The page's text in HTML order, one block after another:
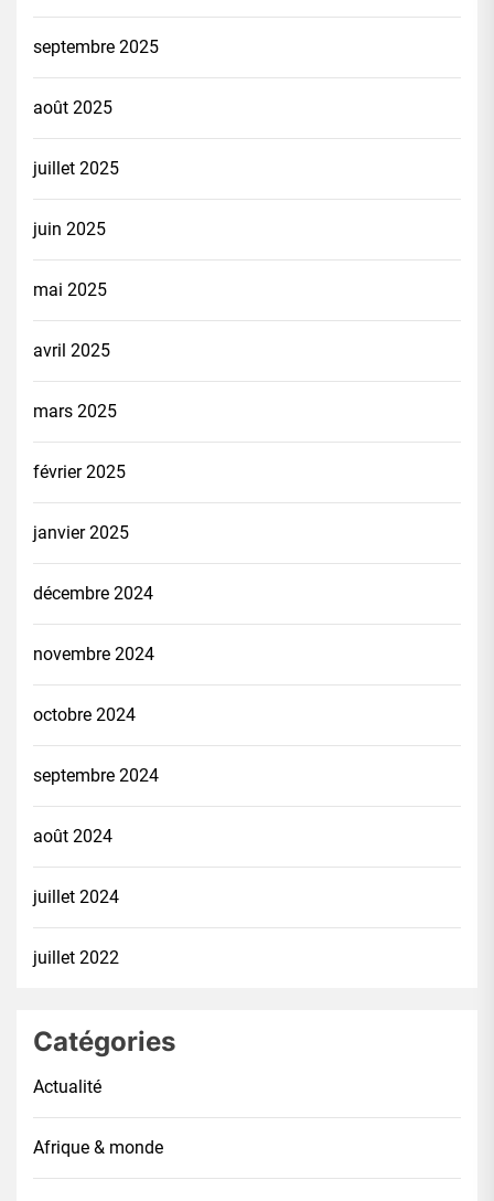
septembre 2025
août 2025
juillet 2025
juin 2025
mai 2025
avril 2025
mars 2025
février 2025
janvier 2025
décembre 2024
novembre 2024
octobre 2024
septembre 2024
août 2024
juillet 2024
juillet 2022
Catégories
Actualité
Afrique & monde